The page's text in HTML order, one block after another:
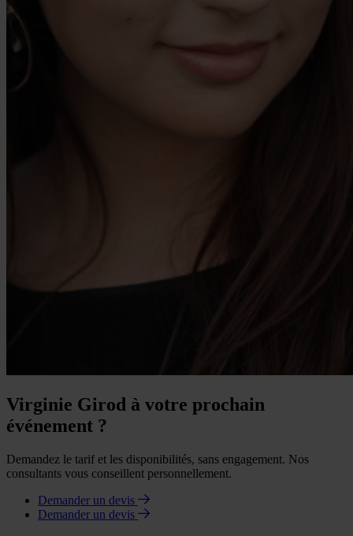
Virginie Girod à votre prochain
événement ?
Demandez le tarif et les disponibilités, sans engagement. Nos
consultants vous conseillent personnellement.
Demander un devis
Demander un devis